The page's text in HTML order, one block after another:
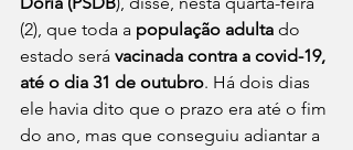
(2), que toda a população adulta do
estado será vacinada contra a covid-19,
até o dia 31 de outubro. Há dois dias
ele havia dito que o prazo era até o fim
do ano, mas que conseguiu adiantar a